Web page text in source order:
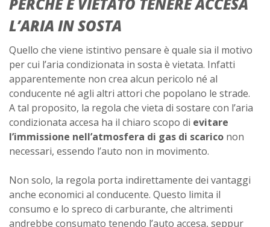
PERCHÉ È VIETATO TENERE ACCESA
L’ARIA IN SOSTA
Quello che viene istintivo pensare è quale sia il motivo
per cui l’aria condizionata in sosta è vietata. Infatti
apparentemente non crea alcun pericolo né al
conducente né agli altri attori che popolano le strade.
A tal proposito, la regola che vieta di sostare con l’aria
condizionata accesa ha il chiaro scopo di evitare
l’immissione nell’atmosfera di gas di scarico non
necessari, essendo l’auto non in movimento.
Non solo, la regola porta indirettamente dei vantaggi
anche economici al conducente. Questo limita il
consumo e lo spreco di carburante, che altrimenti
andrebbe consumato tenendo l’auto accesa, seppur